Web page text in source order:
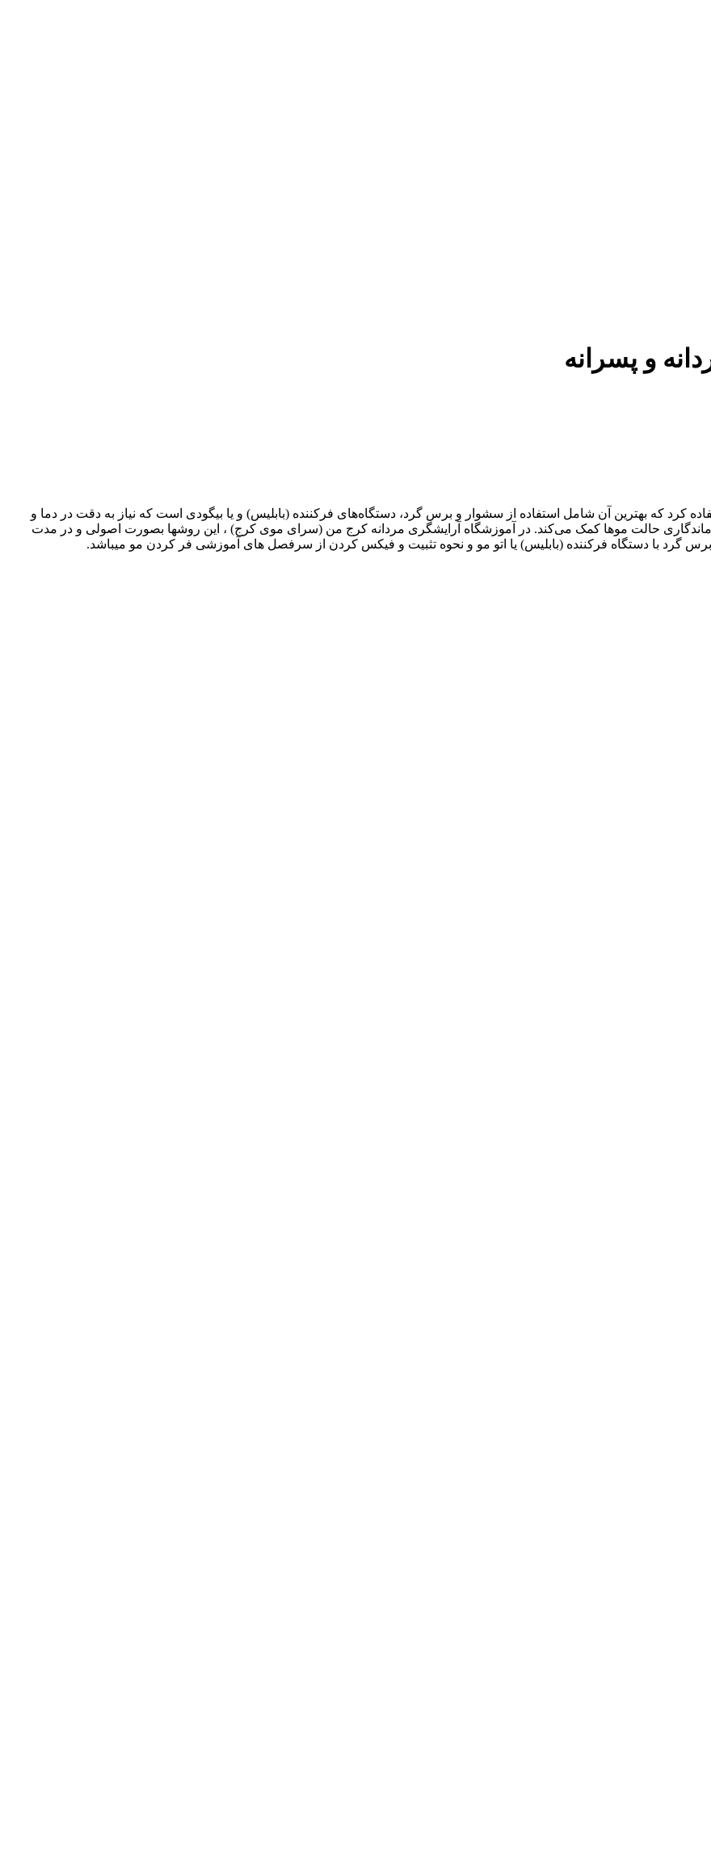
کرد که بهترین آن شامل استفاده از سشوار و برس گرد، دستگاه‌های فرکننده (بابلیس) و یا بیگودی است که نیاز به دقت در دما و
ماندگاری حالت موها کمک می‌کند. در آموزشگاه آرایشگری مردانه کرج من (سرای موی کرج) ، این روشها بصورت اصولی و در مدت
با دستگاه فرکننده (بابلیس) یا اتو مو و نحوه تثبیت و فیکس کردن از سرفصل های آموزشی فر کردن مو میباشد.